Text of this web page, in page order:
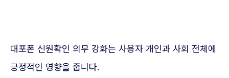
대포폰 신원확인 의무 강화는 사용자 개인과 사회 전체에
긍정적인 영향을 줍니다.